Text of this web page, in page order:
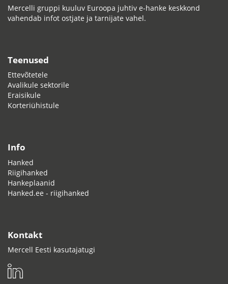
Mercelli gruppi kuuluv Euroopa juhtiv e-hanke keskkond
vahendab infot ostjate ja tarnijate vahel.
Teenused
Ettevõtetele
Avalikule sektorile
Eraisikule
Korteriühistule
Info
Hanked
Riigihanked
Hankeplaanid
Hanked.ee - riigihanked
Kontakt
Mercell Eesti kasutajatugi